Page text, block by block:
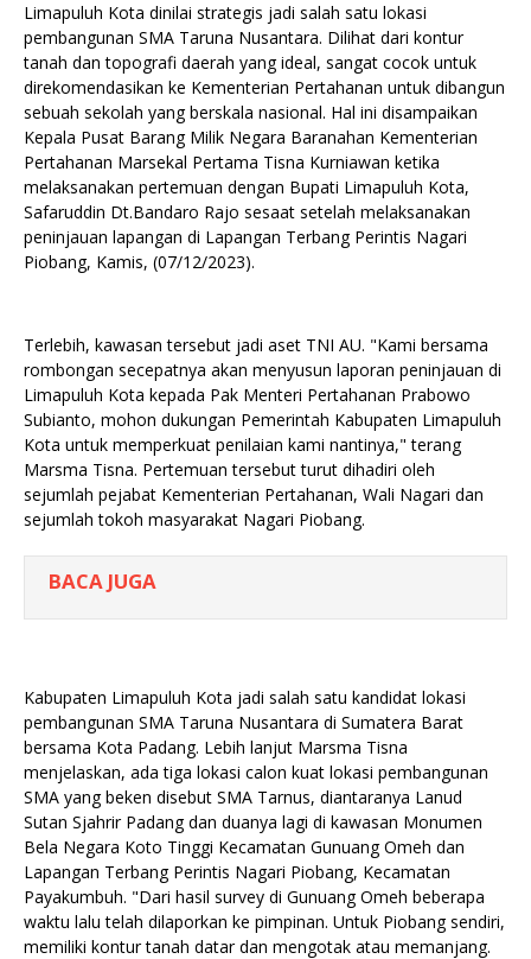
Limapuluh Kota dinilai strategis jadi salah satu lokasi
pembangunan SMA Taruna Nusantara. Dilihat dari kontur
tanah dan topografi daerah yang ideal, sangat cocok untuk
direkomendasikan ke Kementerian Pertahanan untuk dibangun
sebuah sekolah yang berskala nasional. Hal ini disampaikan
Kepala Pusat Barang Milik Negara Baranahan Kementerian
Pertahanan Marsekal Pertama Tisna Kurniawan ketika
melaksanakan pertemuan dengan Bupati Limapuluh Kota,
Safaruddin Dt.Bandaro Rajo sesaat setelah melaksanakan
peninjauan lapangan di Lapangan Terbang Perintis Nagari
Piobang, Kamis, (07/12/2023).
Terlebih, kawasan tersebut jadi aset TNI AU. "Kami bersama
rombongan secepatnya akan menyusun laporan peninjauan di
Limapuluh Kota kepada Pak Menteri Pertahanan Prabowo
Subianto, mohon dukungan Pemerintah Kabupaten Limapuluh
Kota untuk memperkuat penilaian kami nantinya," terang
Marsma Tisna. Pertemuan tersebut turut dihadiri oleh
sejumlah pejabat Kementerian Pertahanan, Wali Nagari dan
sejumlah tokoh masyarakat Nagari Piobang.
BACA JUGA
Kabupaten Limapuluh Kota jadi salah satu kandidat lokasi
pembangunan SMA Taruna Nusantara di Sumatera Barat
bersama Kota Padang. Lebih lanjut Marsma Tisna
menjelaskan, ada tiga lokasi calon kuat lokasi pembangunan
SMA yang beken disebut SMA Tarnus, diantaranya Lanud
Sutan Sjahrir Padang dan duanya lagi di kawasan Monumen
Bela Negara Koto Tinggi Kecamatan Gunuang Omeh dan
Lapangan Terbang Perintis Nagari Piobang, Kecamatan
Payakumbuh. "Dari hasil survey di Gunuang Omeh beberapa
waktu lalu telah dilaporkan ke pimpinan. Untuk Piobang sendiri,
memiliki kontur tanah datar dan mengotak atau memanjang.